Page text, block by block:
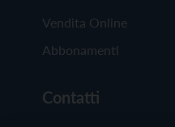
Vendita Online
Abbonamenti
Contatti